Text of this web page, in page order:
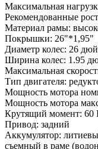
Максимальная
Рекомендованные
Материал рамы:
Покрышки: 26"*1,95"
Диаметр колес: 26
Ширина колес: 1.95
Максимальная
Тип двигателя:
Мощность мотора
Мощность мотора
Крутящий момент: 60
Привод: задний
Аккумулятор:
съемный в раме